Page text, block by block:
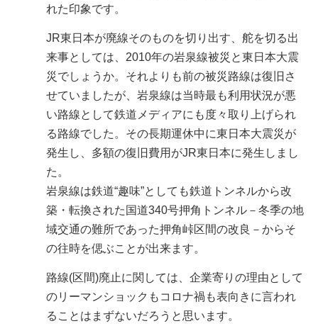
れた印象です。
JR東日本が廃線そのものを切り出す、舵を切る出
来事としては、2010年の岩泉線被災と東日本大震
災でしょうか。それよりも前の被災路線は復旧さ
せていましたが、岩泉線は当時最も利用状況が悪
い路線として鉄道メディアにも度々取り上げられ
る路線でした。その長期運休中に東日本大震災が
発生し、多額の復旧費用がJR東日本に発生しまし
た。
岩泉線は鉄道“趣味”としても鉄道トンネルから改
築・転換された国道340号押角トンネル－冬季の地
域交通の難所であった押角峠区間の改良－からそ
の往時を偲ぶことが出来ます。
路線(区間)廃止に関しては、企業寄りの理由として
のリーマンショックもコロナ禍も表向きに言われ
ることはまずないだろうと思います。